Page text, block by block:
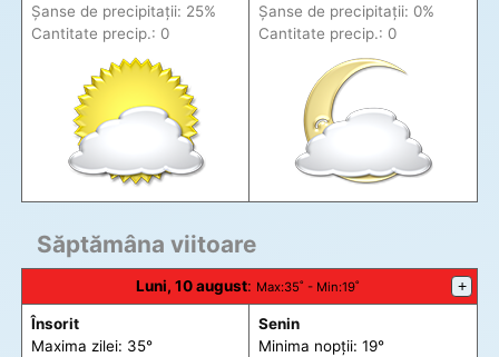
Șanse de precipitații: 25%
Cantitate precip.: 0
Șanse de precipitații: 0%
Cantitate precip.: 0
Săptămâna viitoare
Luni, 10 august: Max:35˚ - Min:19˚ +
Însorit
Maxima zilei: 35°
Senin
Minima nopții: 19°